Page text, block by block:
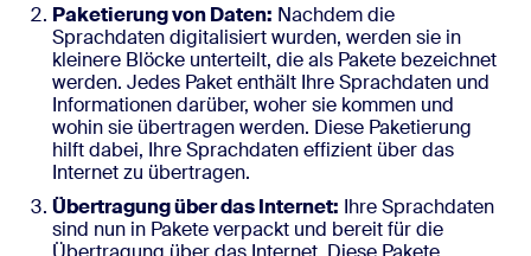
Paketierung von Daten: Nachdem die
Sprachdaten digitalisiert wurden, werden sie in
kleinere Blöcke unterteilt, die als Pakete bezeichnet
werden. Jedes Paket enthält Ihre Sprachdaten und
Informationen darüber, woher sie kommen und
wohin sie übertragen werden. Diese Paketierung
hilft dabei, Ihre Sprachdaten effizient über das
Internet zu übertragen.
Übertragung über das Internet: Ihre Sprachdaten
sind nun in Pakete verpackt und bereit für die